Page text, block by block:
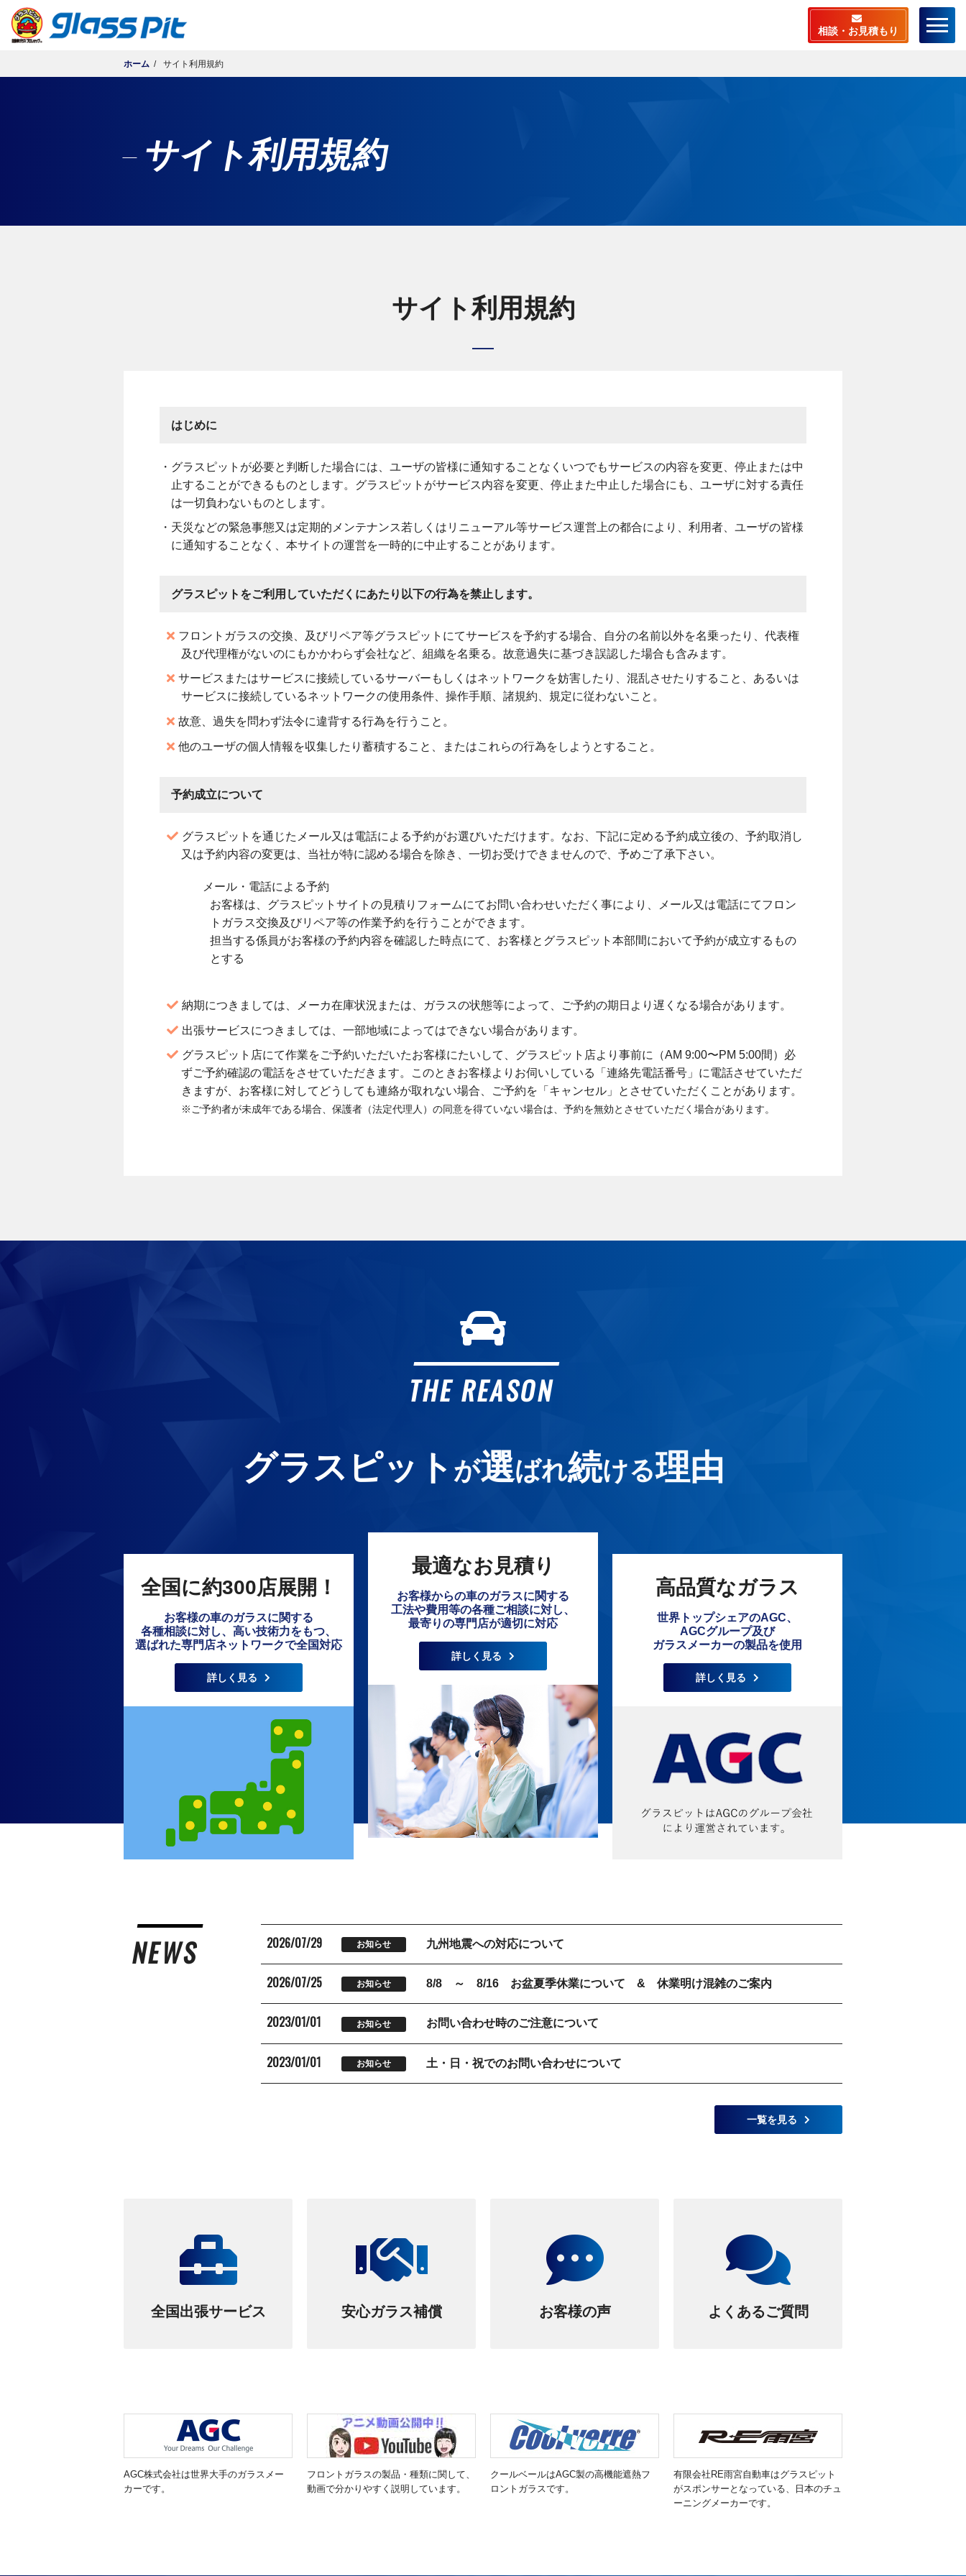
相談・お見積もり
ご相談から施工までの流
カーフィルム
ホーム サイト利用規約
サイト利用規約
サイト利用規約
はじめに
グラスピットが必要と判断した場合には、ユーザの皆様に通知することなくいつでもサービスの内容を変更、停止または中
止することができるものとします。グラスピットがサービス内容を変更、停止また中止した場合にも、ユーザに対する責任
は一切負わないものとします。
天災などの緊急事態又は定期的メンテナンス若しくはリニューアル等サービス運営上の都合により、利用者、ユーザの皆様
に通知することなく、本サイトの運営を一時的に中止することがあります。
グラスピットをご利用していただくにあたり以下の行為を禁止します。
フロントガラスの交換、及びリペア等グラスピットにてサービスを予約する場合、自分の名前以外を名乗ったり、代表権
及び代理権がないのにもかかわらず会社など、組織を名乗る。故意過失に基づき誤認した場合も含みます。
サービスまたはサービスに接続しているサーバーもしくはネットワークを妨害したり、混乱させたりすること、あるいは
サービスに接続しているネットワークの使用条件、操作手順、諸規約、規定に従わないこと。
故意、過失を問わず法令に違背する行為を行うこと。
他のユーザの個人情報を収集したり蓄積すること、またはこれらの行為をしようとすること。
予約成立について
グラスピットを通じたメール又は電話による予約がお選びいただけます。なお、下記に定める予約成立後の、予約取消し
又は予約内容の変更は、当社が特に認める場合を除き、一切お受けできませんので、予めご了承下さい。
メール・電話による予約
お客様は、グラスピットサイトの見積りフォームにてお問い合わせいただく事により、メール又は電話にてフロン
トガラス交換及びリペア等の作業予約を行うことができます。
担当する係員がお客様の予約内容を確認した時点にて、お客様とグラスピット本部間において予約が成立するもの
とする
納期につきましては、メーカ在庫状況または、ガラスの状態等によって、ご予約の期日より遅くなる場合があります。
出張サービスにつきましては、一部地域によってはできない場合があります。
グラスピット店にて作業をご予約いただいたお客様にたいして、グラスピット店より事前に（AM 9:00〜PM 5:00間）必
ずご予約確認の電話をさせていただきます。このときお客様よりお伺いしている「連絡先電話番号」に電話させていただ
きますが、お客様に対してどうしても連絡が取れない場合、ご予約を「キャンセル」とさせていただくことがあります。
※ご予約者が未成年である場合、保護者（法定代理人）の同意を得ていない場合は、予約を無効とさせていただく場合があります。
THE REASON
グラスピット が選ばれ続ける理由
全国に約300店展開！
お客様の車のガラスに関する
各種相談に対し、高い技術力をもつ、
選ばれた専門店ネットワークで全国対応
詳しく見る
最適なお見積り
お客様からの車のガラスに関する
工法や費用等の各種ご相談に対し、
最寄りの専門店が適切に対応
詳しく見る
高品質なガラス
世界トップシェアのAGC、
AGCグループ及び
ガラスメーカーの製品を使用
詳しく見る
NEWS 2026/07/29 お知らせ 九州地震への対応について
2026/07/25 お知らせ 8/8 ～ 8/16 お盆夏季休業について & 休業明け混雑のご案内
2023/01/01 お知らせ お問い合わせ時のご注意について
2023/01/01 お知らせ 土・日・祝でのお問い合わせについて
一覧を見る
全国出張サービス 安心ガラス補償 お客様の声 よくあるご質問
AGC株式会社は世界大手のガラスメー
カーです。
フロントガラスの製品・種類に関して、
動画で分かりやすく説明しています。
クールベールはAGC製の高機能遮熱フ
ロントガラスです。
有限会社RE雨宮自動車はグラスピット
がスポンサーとなっている、日本のチュ
ーニングメーカーです。